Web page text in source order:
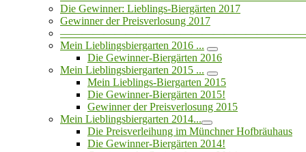
Die Gewinner: Lieblings-Biergärten 2017
Gewinner der Preisverlosung 2017
Mein Lieblingsbiergarten 2016 ...
Die Gewinner-Biergärten 2016
Mein Lieblingsbiergarten 2015 ...
Mein Lieblings-Biergarten 2015
Die Gewinner-Biergärten 2015!
Gewinner der Preisverlosung 2015
Mein Lieblingsbiergarten 2014...
Die Preisverleihung im Münchner Hofbräuhaus
Die Gewinner-Biergärten 2014!